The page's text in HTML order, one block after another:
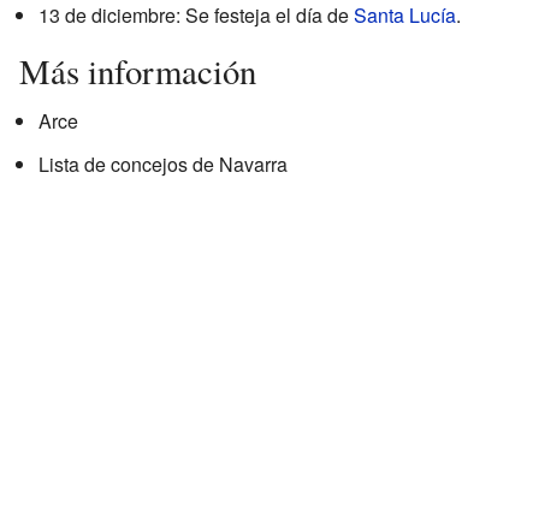
13 de diciembre: Se festeja el día deSanta Lucía.
Más información
Arce
Lista de concejos de Navarra